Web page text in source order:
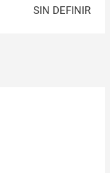
SIN DEFINIR